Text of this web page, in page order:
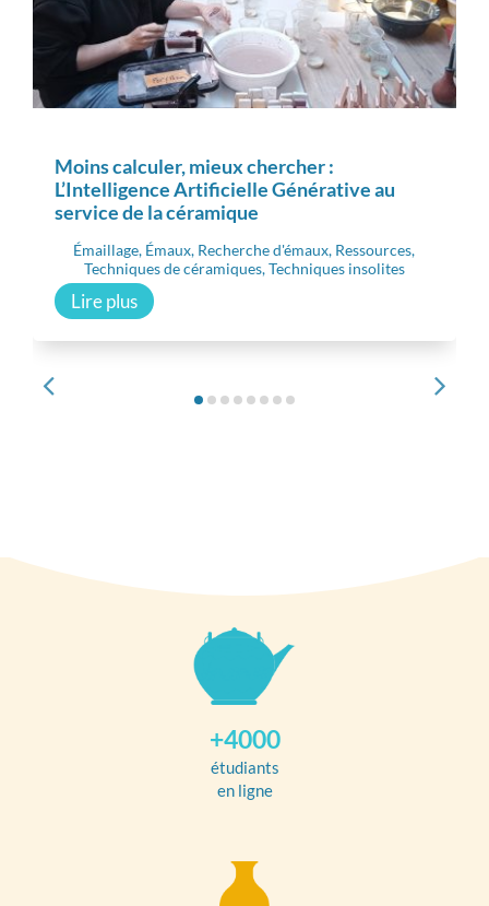
Moins calculer, mieux chercher :
L’Intelligence Artificielle Générative au
service de la céramique
Émaillage, Émaux, Recherche d'émaux, Ressources,
Techniques de céramiques,Techniques insolites
Lire plus
+4000
étudiants
en ligne